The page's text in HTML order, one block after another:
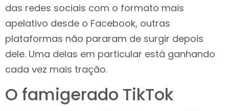
das redes sociais com o formato mais
apelativo desde o Facebook, outras
plataformas não pararam de surgir depois
dele. Uma delas em particular está ganhando
cada vez mais tração.
O famigerado TikTok